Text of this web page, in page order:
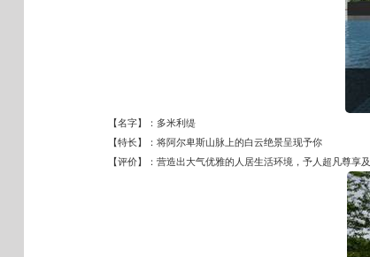
【名字】：多米利缇
【特长】：将阿尔卑斯山脉上的白云绝景呈现予你
【评价】：营造出大气优雅的人居生活环境，予人超凡尊享